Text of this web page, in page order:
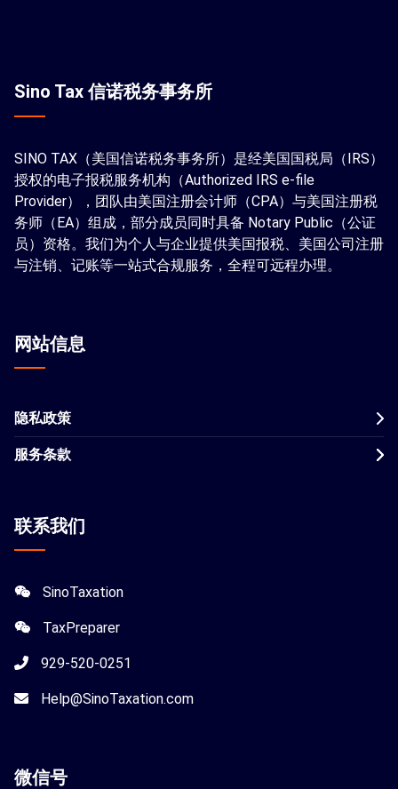
Sino Tax 信诺税务事务所
SINO TAX（美国信诺税务事务所）是经美国国税局（IRS）
授权的电子报税服务机构（Authorized IRS e-file
Provider），团队由美国注册会计师（CPA）与美国注册税
务师（EA）组成，部分成员同时具备 Notary Public（公证
员）资格。我们为个人与企业提供美国报税、美国公司注册
与注销、记账等一站式合规服务，全程可远程办理。
网站信息
隐私政策
服务条款
联系我们
SinoTaxation
TaxPreparer
929-520-0251
Help@SinoTaxation.com
微信号